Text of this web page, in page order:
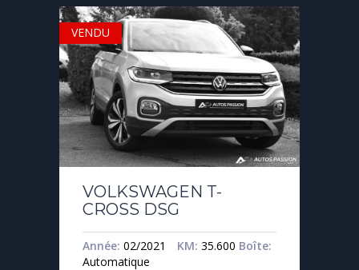
VOLKSWAGEN T-
CROSS DSG
Année: 02/2021 KM: 35.600 Boîte:
Automatique
VENDU